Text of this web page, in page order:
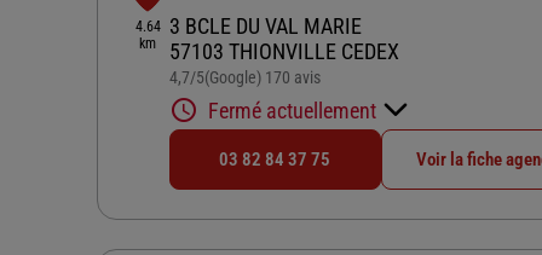
4.64
km
3 BCLE DU VAL MARIE
57103 THIONVILLE CEDEX
4,7/5Note de 4.7 sur 5
(Google) 170 avis
Fermé actuellement
03 82 84 37 75 Voir la fiche